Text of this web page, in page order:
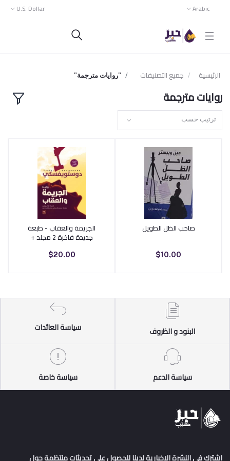
Arabic
U.S. Dollar
الرئيسية جميع التصنيفات "روايات مترجمة"
روايات مترجمة
ترتيب حسب
أضف إلى السلة
صاحب الظل الطويل
$10.00
أضف إلى السلة
الجريمة والعقاب - طبعة
جديدة فاخرة 2 مجلد +
$20.00
البنود و الظروف سياسة العائدات
سياسة الدعم سياسة خاصة
اشترك في النشرة الإخبارية لدينا للحصول على تحديثات منتظمة حول